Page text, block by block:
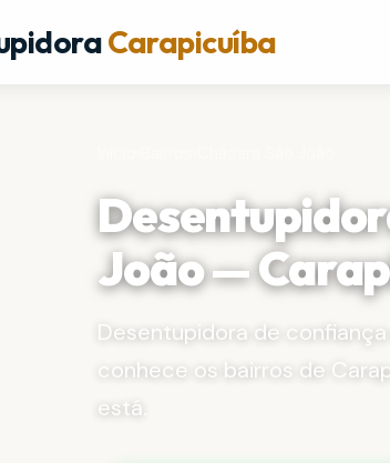
Carapicuíba
João —
Desentupidora de confiança
conhece os bairros de
está.